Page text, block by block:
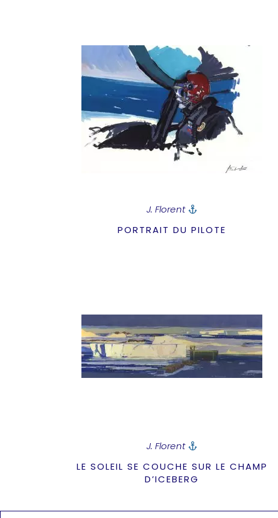
J. Florent
PORTRAIT DU PILOTE
J. Florent
LE SOLEIL SE COUCHE SUR LE CHAMP
D’ICEBERG